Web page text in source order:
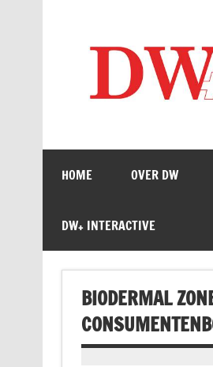
HOME OVER DW
DW+ INTERACTIVE
BIODERMAL